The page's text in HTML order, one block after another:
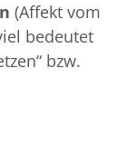
(Affekt vom
bedeutet
bzw.